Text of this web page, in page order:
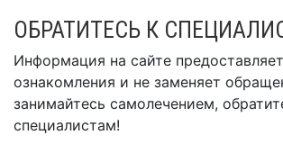
ОБРАТИТЕСЬ К
Информация на сайте
ознакомления и не заменяет
занимайтесь самолечением,
специалистам!